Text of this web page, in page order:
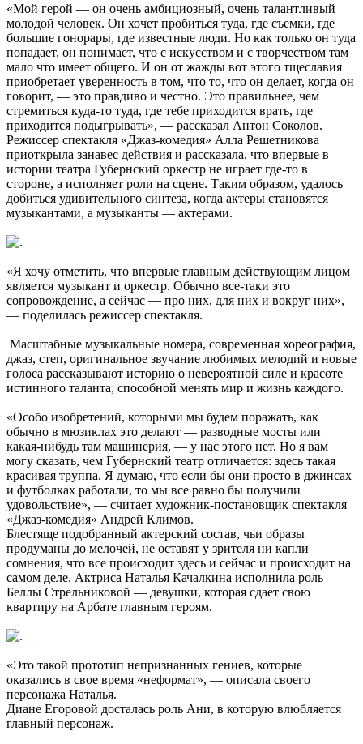
«Мой герой — он очень амбициозный, очень талантливый
молодой человек. Он хочет пробиться туда, где съемки, где
большие гонорары, где известные люди. Но как только он туда
попадает, он понимает, что с искусством и с творчеством там
мало что имеет общего. И он от жажды вот этого тщеславия
приобретает уверенность в том, что то, что он делает, когда он
говорит, — это правдиво и честно. Это правильнее, чем
стремиться куда-то туда, где тебе приходится врать, где
приходится подыгрывать», — рассказал Антон Соколов.
Режиссер спектакля «Джаз-комедия» Алла Решетникова
приоткрыла занавес действия и рассказала, что впервые в
истории театра Губернский оркестр не играет где-то в
стороне, а исполняет роли на сцене. Таким образом, удалось
добиться удивительного синтеза, когда актеры становятся
музыкантами, а музыканты — актерами.
«Я хочу отметить, что впервые главным действующим лицом
является музыкант и оркестр. Обычно все-таки это
сопровождение, а сейчас — про них, для них и вокруг них»,
— поделилась режиссер спектакля.
Масштабные музыкальные номера, современная хореография,
джаз, степ, оригинальное звучание любимых мелодий и новые
голоса рассказывают историю о невероятной силе и красоте
истинного таланта, способной менять мир и жизнь каждого.
«Особо изобретений, которыми мы будем поражать, как
обычно в мюзиклах это делают — разводные мосты или
какая-нибудь там машинерия, — у нас этого нет. Но я вам
могу сказать, чем Губернский театр отличается: здесь такая
красивая труппа. Я думаю, что если бы они просто в джинсах
и футболках работали, то мы все равно бы получили
удовольствие», — считает художник-постановщик спектакля
«Джаз-комедия» Андрей Климов.
Блестяще подобранный актерский состав, чьи образы
продуманы до мелочей, не оставят у зрителя ни капли
сомнения, что все происходит здесь и сейчас и происходит на
самом деле. Актриса Наталья Качалкина исполнила роль
Беллы Стрельниковой — девушки, которая сдает свою
квартиру на Арбате главным героям.
«Это такой прототип непризнанных гениев, которые
оказались в свое время «неформат», — описала своего
персонажа Наталья.
Диане Егоровой досталась роль Ани, в которую влюбляется
главный персонаж.